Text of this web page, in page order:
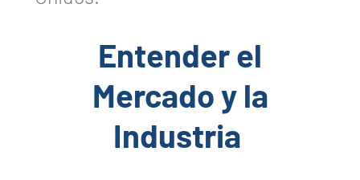
Entender el
Mercado y la
Industria